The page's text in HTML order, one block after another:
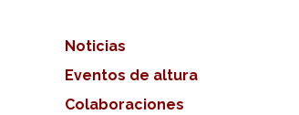
Noticias
Eventos de altura
Colaboraciones